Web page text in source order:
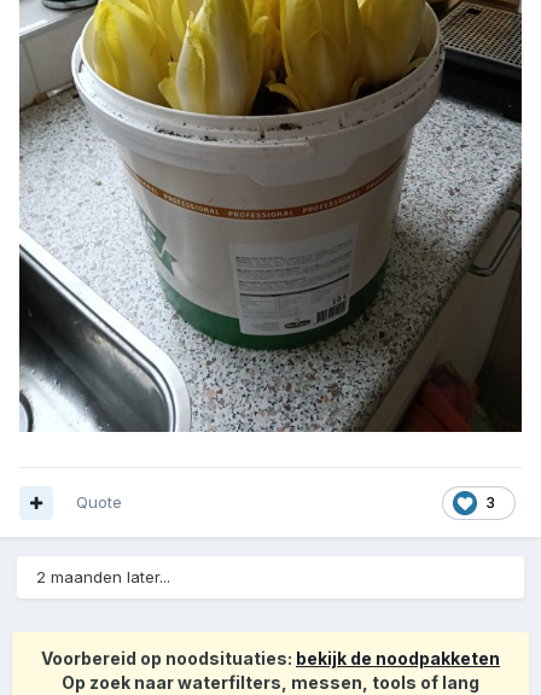
3
Quote
2 maanden later...
Voorbereid op noodsituaties: bekijk de noodpakketen
Op zoek naar waterfilters, messen, tools of lang